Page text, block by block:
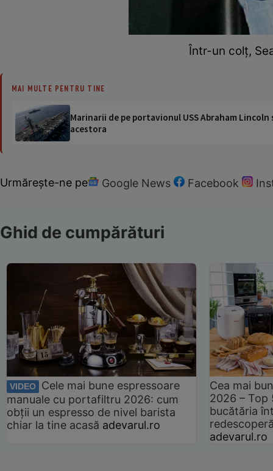
Într-un colț,
MAI MULTE PENTRU TINE
Marinarii de pe portavionul USS Abraham
acestora
Urmărește-ne pe Google News Facebook
Ghid de cumpărături
VIDEO
Cele mai bune espressoare
manuale cu portafiltru 2026: cum
obții un espresso de nivel barista
chiar la tine acasă adevarul.ro
Cea mai
2026 –
bucătăria
adevarul.ro